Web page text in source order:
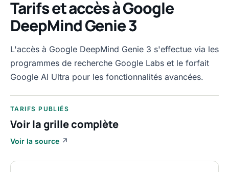
Tarifs et accès à Google
DeepMind Genie 3
L'accès à Google DeepMind Genie 3 s'effectue via les
programmes de recherche Google Labs et le forfait
Google AI Ultra pour les fonctionnalités avancées.
TARIFS PUBLIÉS
Voir la grille complète
Voir la source ↗